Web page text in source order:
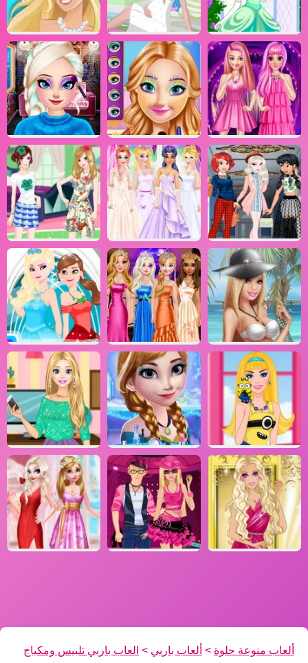
ألعاب منوعة حلوة > ألعاب باربي > العاب باربي تلبيس ومكياج